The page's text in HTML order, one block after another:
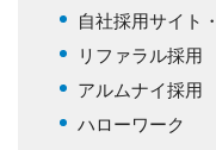
自社採用サイト
リファラル採用
アルムナイ採用
ハローワーク